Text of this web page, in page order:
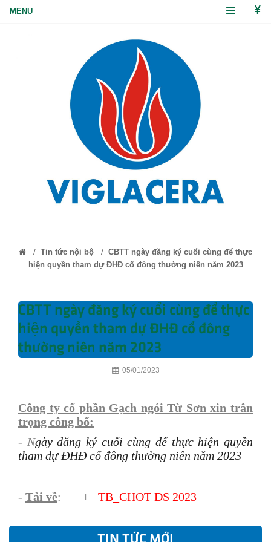
/ Tin tức nội bộ / CBTT ngày đăng ký cuổi cùng để thực
hiện quyền tham dự ĐHĐ cổ đông thường niên năm 2023
CBTT ngày đăng ký cuổi cùng để thực
hiện quyền tham dự ĐHĐ cổ đông
thường niên năm 2023
05/01/2023
Công ty cổ phần Gạch ngói Từ Sơn xin trân
trọng công bố:
- Ngày đăng ký cuổi cùng để thực hiện quyền
tham dự ĐHĐ cổ đông thường niên năm 2023
- Tải về: + TB_CHOT DS 2023